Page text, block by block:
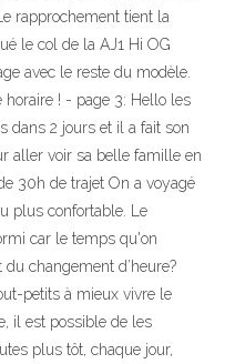
rapprochement tient la
le col de la AJ1 Hi OG
avec le reste du modèle.
horaire ! - page 3: Hello les
dans 2 jours et il a fait son
aller voir sa belle famille en
30h de trajet On a voyagé
plus confortable. Le
car le temps qu'on
changement d’heure?
petits à mieux vivre le
il est possible de les
plus tôt, chaque jour,